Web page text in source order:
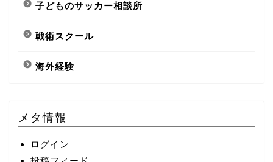
子どものサッカー相談所
戦術スクール
海外経験
メタ情報
ログイン